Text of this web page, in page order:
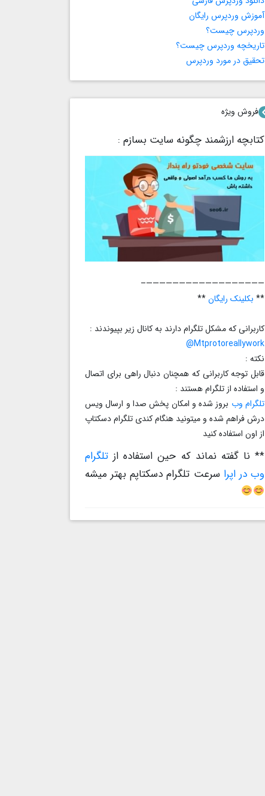
آموزش وردپرس رایگان
وردپرس چیست؟
تاریخچه وردپرس چیست؟
تحقیق در مورد وردپرس
فروش ویژه
کتابچه ارزشمند چگونه سایت بسازم :
——————————————————–
** بکلینک رایگان**
کاربرانی که مشکل تلگرام دارند به کانال زیر بپیوندند :
Mtprotoreallywork@
نکته :
قابل توجه کاربرانی که همچنان دنبال راهی برای اتصال
و استفاده از تلگرام هستند :
تلگرام وب بروز شده و امکان پخش صدا و ارسال ویس
درش فراهم شده و میتونید هنگام کندی تلگرام دسکتاپ
از اون استفاده کنید
** نا گفته نماند که حین استفاده از تلگرام
وب در اپرا سرعت تلگرام دسکتاپم بهتر میشه